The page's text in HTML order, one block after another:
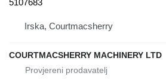
Irska, Courtmacsherry
COURTMACSHERRY MACHINERY LTD